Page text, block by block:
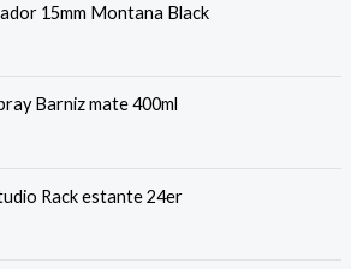
15mm Montana Black
Barniz mate 400ml
Rack estante 24er